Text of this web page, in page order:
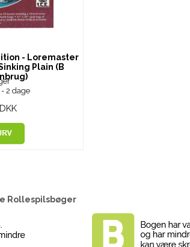
- Loremaster
Plain (B
2 dage
DKK
Rollespilsbøger